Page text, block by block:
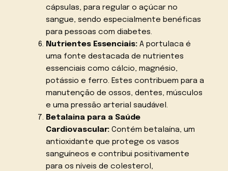
cápsulas, para regular o açúcar no
sangue, sendo especialmente benéficas
para pessoas com diabetes.
Nutrientes Essenciais:A portulaca é
uma fonte destacada de nutrientes
essenciais como cálcio, magnésio,
potássio e ferro. Estes contribuem para a
manutenção de ossos, dentes, músculos
e uma pressão arterial saudável.
Betalaina para a Saúde
Cardiovascular:Contém betalaína, um
antioxidante que protege os vasos
sanguíneos e contribui positivamente
para os níveis de colesterol,